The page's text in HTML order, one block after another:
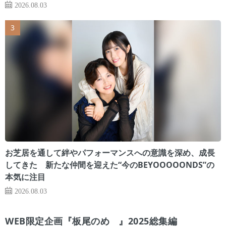
2026.08.03
お芝居を通して絆やパフォーマンスへの意識を深め、成長
してきた 新たな仲間を迎えた“今のBEYOOOOONDS”の
本気に注目
2026.08.03
WEB限定企画『板尾のめ゙』2025総集編